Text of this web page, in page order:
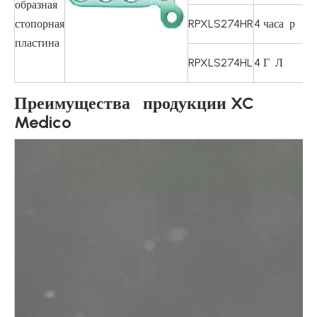
образная
стопорная
пластина
RPXLS274HR4 часа р
RPXLS274HL 4 Г Л
Преимущества продукции XC
Medico